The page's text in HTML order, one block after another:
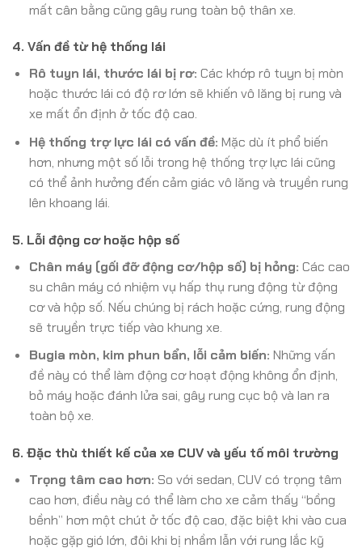
mất cân bằng cũng gây rung toàn bộ thân xe.
4. Vấn đề từ hệ thống lái
Rô tuyn lái, thước lái bị rơ: Các khớp rô tuyn bị mòn
hoặc thước lái có độ rơ lớn sẽ khiến vô lăng bị rung và
xe mất ổn định ở tốc độ cao.
Hệ thống trợ lực lái có vấn đề: Mặc dù ít phổ biến
hơn, nhưng một số lỗi trong hệ thống trợ lực lái cũng
có thể ảnh hưởng đến cảm giác vô lăng và truyền rung
lên khoang lái.
5. Lỗi động cơ hoặc hộp số
Chân máy (gối đỡ động cơ/hộp số) bị hỏng: Các cao
su chân máy có nhiệm vụ hấp thụ rung động từ động
cơ và hộp số. Nếu chúng bị rách hoặc cứng, rung động
sẽ truyền trực tiếp vào khung xe.
Bugia mòn, kim phun bẩn, lỗi cảm biến: Những vấn
đề này có thể làm động cơ hoạt động không ổn định,
bỏ máy hoặc đánh lửa sai, gây rung cục bộ và lan ra
toàn bộ xe.
6. Đặc thù thiết kế của xe CUV và yếu tố môi trường
Trọng tâm cao hơn: So với sedan, CUV có trọng tâm
cao hơn, điều này có thể làm cho xe cảm thấy “bồng
bềnh” hơn một chút ở tốc độ cao, đặc biệt khi vào cua
hoặc gặp gió lớn, đôi khi bị nhầm lẫn với rung lắc kỹ